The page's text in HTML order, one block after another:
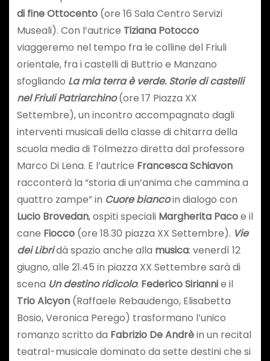
di fine Ottocento (ore 16 Sala Centro Servizi
Museali). Con l’autrice Tiziana Potocco
viaggeremo nel tempo fra le colline del Friuli
orientale, fra i castelli di Buttrio e Manzano
sfogliando La mia terra è verde. Storie di castelli
nel Friuli Patriarchino(ore 17 Piazza XX
Settembre), un incontro accompagnato dagli
interventi musicali della classe di chitarra della
scuola media di Tolmezzo diretta dal professore
Marco Di Lena. E l’autrice Francesca Schiavon
racconterà la “storia di un’anima che cammina a
quattro zampe” in Cuore biancoin dialogo con
Lucio Brovedan, ospiti speciali Margherita Pacoe il
cane Fiocco(ore 18.30 piazza XX Settembre). Vie
dei Libridà spazio anche alla musica: venerdì 12
giugno, alle 21.45 in piazza XX Settembre sarà di
scena Un destino ridicolo: Federico Siriannie il
Trio Alcyon(Raffaele Rebaudengo, Elisabetta
Bosio, Veronica Perego) trasformano l’unico
romanzo scritto da Fabrizio De Andrèin un recital
teatral-musicale dominato da sette destini che si